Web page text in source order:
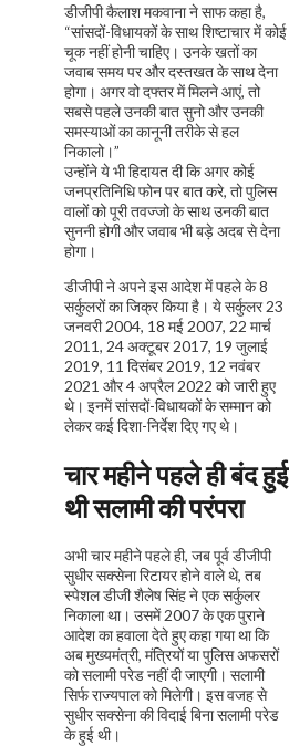
डीजीपी कैलाश मकवाना ने साफ कहा है,
“सांसदों-विधायकों के साथ शिष्टाचार में कोई
चूक नहीं होनी चाहिए। उनके खतों का
जवाब समय पर और दस्तखत के साथ देना
होगा। अगर वो दफ्तर में मिलने आएं, तो
सबसे पहले उनकी बात सुनो और उनकी
समस्याओं का कानूनी तरीके से हल
निकालो।”
उन्होंने ये भी हिदायत दी कि अगर कोई
जनप्रतिनिधि फोन पर बात करे, तो पुलिस
वालों को पूरी तवज्जो के साथ उनकी बात
सुननी होगी और जवाब भी बड़े अदब से देना
होगा।
डीजीपी ने अपने इस आदेश में पहले के 8
सर्कुलरों का जिक्र किया है। ये सर्कुलर 23
जनवरी 2004, 18 मई 2007, 22 मार्च
2011, 24 अक्टूबर 2017, 19 जुलाई
2019, 11 दिसंबर 2019, 12 नवंबर
2021 और 4 अप्रैल 2022 को जारी हुए
थे। इनमें सांसदों-विधायकों के सम्मान को
लेकर कई दिशा-निर्देश दिए गए थे।
चार महीने पहले ही बंद हुई
थी सलामी की परंपरा
अभी चार महीने पहले ही, जब पूर्व डीजीपी
सुधीर सक्सेना रिटायर होने वाले थे, तब
स्पेशल डीजी शैलेष सिंह ने एक सर्कुलर
निकाला था। उसमें 2007 के एक पुराने
आदेश का हवाला देते हुए कहा गया था कि
अब मुख्यमंत्री, मंत्रियों या पुलिस अफसरों
को सलामी परेड नहीं दी जाएगी। सलामी
सिर्फ राज्यपाल को मिलेगी। इस वजह से
सुधीर सक्सेना की विदाई बिना सलामी परेड
के हुई थी।